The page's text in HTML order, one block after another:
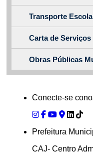
Transporte
Carta de Serviços
Obras Públicas
Conecte-se
Prefeitura
CAJ- Centro